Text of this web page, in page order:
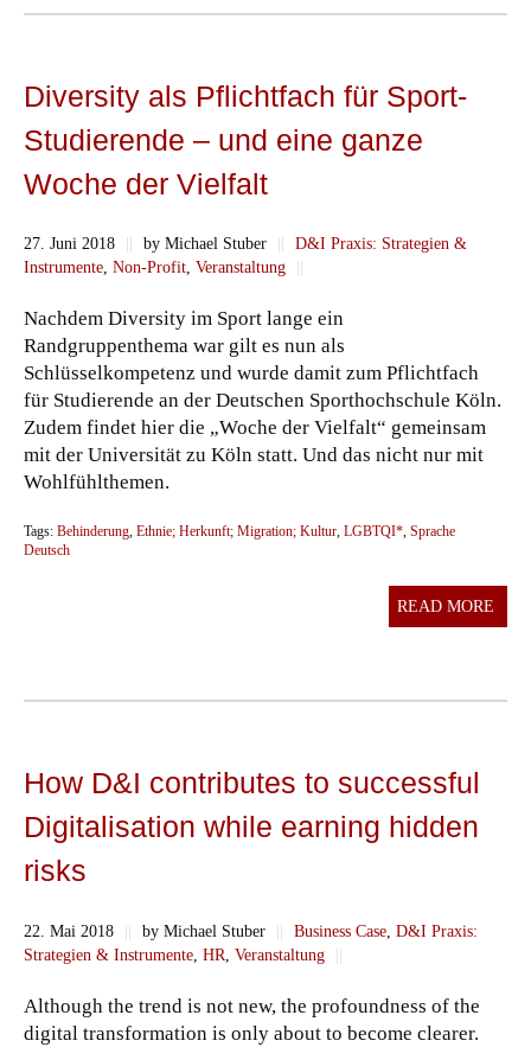
Diversity als Pflichtfach für Sport-
Studierende – und eine ganze
Woche der Vielfalt
27. Juni 2018 || by Michael Stuber ||
D&I Praxis: Strategien &
Instrumente, Non-Profit, Veranstaltung ||
Nachdem Diversity im Sport lange ein
Randgruppenthema war gilt es nun als
Schlüsselkompetenz und wurde damit zum Pflichtfach
für Studierende an der Deutschen Sporthochschule Köln.
Zudem findet hier die „Woche der Vielfalt“ gemeinsam
mit der Universität zu Köln statt. Und das nicht nur mit
Wohlfühlthemen.
Tags: Behinderung, Ethnie; Herkunft; Migration; Kultur, LGBTQI*, Sprache
Deutsch
READ MORE
How D&I contributes to successful
Digitalisation while earning hidden
risks
22. Mai 2018 || by Michael Stuber || Business Case D&I Praxis:
Strategien & Instrumente HR Veranstaltung ||
Although the trend is not new, the profoundness of the
digital transformation is only about to become clearer.